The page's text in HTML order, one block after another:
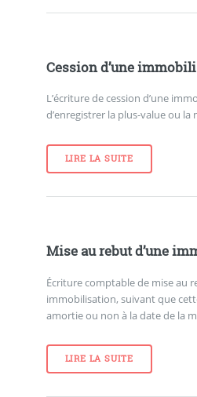
Cession d’une
L’écriture de cession d’une
d’enregistrer la plus-value ou la
LIRE LA SUITE
Mise au rebut d’une
Écriture comptable de mise au
immobilisation, suivant que
amortie ou non à la date de la
LIRE LA SUITE